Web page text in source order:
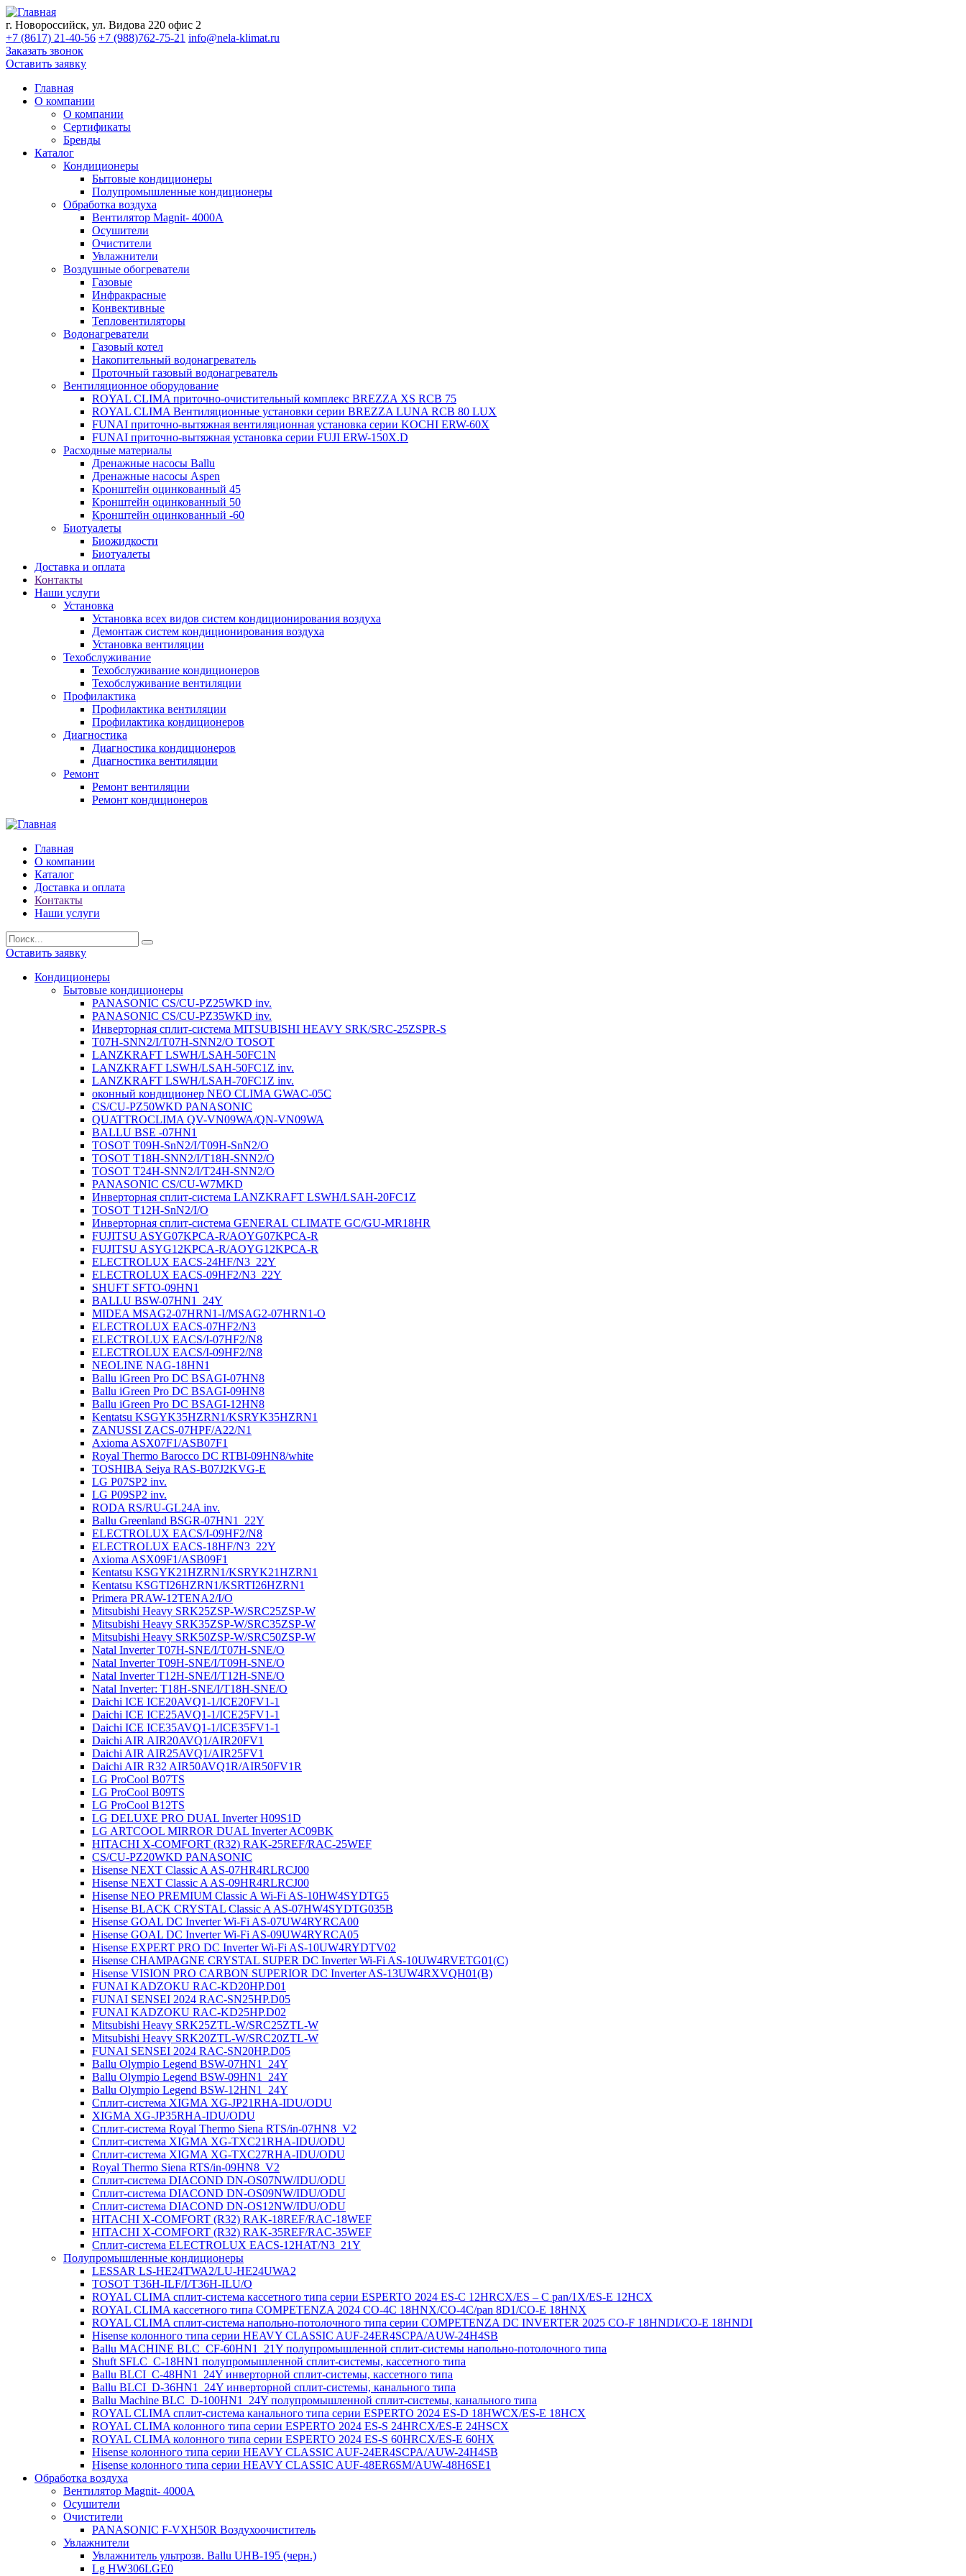
г. Новороссийск, ул. Видова 220 офис 2
+7 (8617) 21-40-56 +7 (988)762-75-21 info@nela-klimat.ru
Заказать звонок
Оставить заявку
Главная
О компании
О компании
Сертификаты
Бренды
Каталог
Кондиционеры
Бытовые кондиционеры
Полупромышленные кондиционеры
Обработка воздуха
Вентилятор Magnit- 4000A
Осушители
Очистители
Увлажнители
Воздушные обогреватели
Газовые
Инфракрасные
Конвективные
Тепловентиляторы
Водонагреватели
Газовый котел
Накопительный водонагреватель
Проточный газовый водонагреватель
Вентиляционное оборудование
ROYAL CLIMA приточно-очистительный комплекс BREZZA XS RCB 75
ROYAL CLIMA Вентиляционные установки серии BREZZA LUNA RCB 80 LUX
FUNAI приточно-вытяжная вентиляционная установка серии KOCHI ERW-60X
FUNAI приточно-вытяжная установка серии FUJI ERW-150X.D
Расходные материалы
Дренажные насосы Ballu
Дренажные насосы Aspen
Кронштейн оцинкованный 45
Кронштейн оцинкованный 50
Кронштейн оцинкованный -60
Биотуалеты
Биожидкости
Биотуалеты
Доставка и оплата
Контакты
Наши услуги
Установка
Установка всех видов систем кондиционирования воздуха
Демонтаж систем кондиционирования воздуха
Установка вентиляции
Техобслуживание
Техобслуживание кондиционеров
Техобслуживание вентиляции
Профилактика
Профилактика вентиляции
Профилактика кондиционеров
Диагностика
Диагностика кондиционеров
Диагностика вентиляции
Ремонт
Ремонт вентиляции
Ремонт кондиционеров
Главная
О компании
Каталог
Доставка и оплата
Контакты
Наши услуги
Оставить заявку
Кондиционеры
Бытовые кондиционеры
PANASONIC CS/CU-PZ25WKD inv.
PANASONIC CS/CU-PZ35WKD inv.
Инверторная сплит-система MITSUBISHI HEAVY SRK/SRC-25ZSPR-S
T07H-SNN2/I/T07H-SNN2/O TOSOT
LANZKRAFT LSWH/LSAH-50FC1N
LANZKRAFT LSWH/LSAH-50FC1Z inv.
LANZKRAFT LSWH/LSAH-70FC1Z inv.
оконный кондиционер NEO CLIMA GWAC-05C
CS/CU-PZ50WKD PANASONIC
QUATTROCLIMA QV-VN09WA/QN-VN09WA
BALLU BSE -07HN1
TOSOT T09H-SnN2/I/T09H-SnN2/O
TOSOT T18H-SNN2/I/T18H-SNN2/O
TOSOT T24H-SNN2/I/T24H-SNN2/O
PANASONIC CS/CU-W7MKD
Инверторная сплит-система LANZKRAFT LSWH/LSAH-20FC1Z
TOSOT T12H-SnN2/I/O
Инверторная сплит-система GENERAL CLIMATE GC/GU-MR18HR
FUJITSU ASYG07KPCA-R/AOYG07KPCA-R
FUJITSU ASYG12KPCA-R/AOYG12KPCA-R
ELECTROLUX EACS-24HF/N3_22Y
ELECTROLUX EACS-09HF2/N3_22Y
SHUFT SFTO-09HN1
BALLU BSW-07HN1_24Y
MIDEA MSAG2-07HRN1-I/MSAG2-07HRN1-O
ELECTROLUX EACS-07HF2/N3
ELECTROLUX EACS/I-07HF2/N8
ELECTROLUX EACS/I-09HF2/N8
NEOLINE NAG-18HN1
Ballu iGreen Pro DC BSAGI-07HN8
Ballu iGreen Pro DC BSAGI-09HN8
Ballu iGreen Pro DC BSAGI-12HN8
Kentatsu KSGYK35HZRN1/KSRYK35HZRN1
ZANUSSI ZACS-07HPF/A22/N1
Axioma ASX07F1/ASB07F1
Royal Thermo Barocco DC RTBI-09HN8/white
TOSHIBA Seiya RAS-B07J2KVG-E
LG P07SP2 inv.
LG P09SP2 inv.
RODA RS/RU-GL24A inv.
Ballu Greenland BSGR-07HN1_22Y
ELECTROLUX EACS/I-09HF2/N8
ELECTROLUX EACS-18HF/N3_22Y
Axioma ASX09F1/ASB09F1
Kentatsu KSGYK21HZRN1/KSRYK21HZRN1
Kentatsu KSGTI26HZRN1/KSRTI26HZRN1
Primera PRAW-12TENA2/I/O
Mitsubishi Heavy SRK25ZSP-W/SRC25ZSP-W
Mitsubishi Heavy SRK35ZSP-W/SRC35ZSP-W
Mitsubishi Heavy SRK50ZSP-W/SRC50ZSP-W
Natal Inverter T07H-SNE/I/T07H-SNE/O
Natal Inverter T09H-SNE/I/T09H-SNE/O
Natal Inverter T12H-SNE/I/T12H-SNE/O
Natal Inverter: T18H-SNE/I/T18H-SNE/O
Daichi ICE ICE20AVQ1-1/ICE20FV1-1
Daichi ICE ICE25AVQ1-1/ICE25FV1-1
Daichi ICE ICE35AVQ1-1/ICE35FV1-1
Daichi AIR AIR20AVQ1/AIR20FV1
Daichi AIR AIR25AVQ1/AIR25FV1
Daichi AIR R32 AIR50AVQ1R/AIR50FV1R
LG ProCool B07TS
LG ProCool B09TS
LG ProCool B12TS
LG DELUXE PRO DUAL Inverter H09S1D
LG ARTCOOL MIRROR DUAL Inverter AC09BK
HITACHI X-COMFORT (R32) RAK-25REF/RAC-25WEF
CS/CU-PZ20WKD PANASONIC
Hisense NEXT Classic A AS-07HR4RLRCJ00
Hisense NEXT Classic A AS-09HR4RLRCJ00
Hisense NEO PREMIUM Classic A Wi-Fi AS-10HW4SYDTG5
Hisense BLACK CRYSTAL Classic A AS-07HW4SYDTG035В
Hisense GOAL DC Inverter Wi-Fi AS-07UW4RYRCA00
Hisense GOAL DC Inverter Wi-Fi AS-09UW4RYRCA05
Hisense EXPERT PRO DC Inverter Wi-Fi AS-10UW4RYDTV02
Hisense CHAMPAGNE CRYSTAL SUPER DC Inverter Wi-Fi AS-10UW4RVETG01(C)
Hisense VISION PRO CARBON SUPERIOR DC Inverter AS-13UW4RXVQH01(B)
FUNAI KADZOKU RAC-KD20HP.D01
FUNAI SENSEI 2024 RAC-SN25HP.D05
FUNAI KADZOKU RAC-KD25HP.D02
Mitsubishi Heavy SRK25ZTL-W/SRC25ZTL-W
Mitsubishi Heavy SRK20ZTL-W/SRC20ZTL-W
FUNAI SENSEI 2024 RAC-SN20HP.D05
Ballu Olympio Legend BSW-07HN1_24Y
Ballu Olympio Legend BSW-09HN1_24Y
Ballu Olympio Legend BSW-12HN1_24Y
Сплит-система XIGMA XG-JP21RHA-IDU/ODU
XIGMA XG-JP35RHA-IDU/ODU
Сплит-система Royal Thermo Siena RTS/in-07HN8_V2
Сплит-система XIGMA XG-TXC21RHA-IDU/ODU
Сплит-система XIGMA XG-TXC27RHA-IDU/ODU
Royal Thermo Siena RTS/in-09HN8_V2
Сплит-система DIACOND DN-OS07NW/IDU/ODU
Сплит-система DIACOND DN-OS09NW/IDU/ODU
Сплит-система DIACOND DN-OS12NW/IDU/ODU
HITACHI X-COMFORT (R32) RAK-18REF/RAC-18WEF
HITACHI X-COMFORT (R32) RAK-35REF/RAC-35WEF
Сплит-система ELECTROLUX EACS-12HAT/N3_21Y
Полупромышленные кондиционеры
LESSAR LS-HE24TWA2/LU-HE24UWA2
TOSOT T36H-ILF/I/T36H-ILU/O
ROYAL CLIMA сплит-система кассетного типа серии ESPERTO 2024 ES-C 12HRCX/ES – C pan/1X/ES-E 12HCX
ROYAL CLIMA кассетного типа COMPETENZA 2024 CO-4C 18HNX/CO-4C/pan 8D1/CO-E 18HNX
ROYAL CLIMA сплит-система напольно-потолочного типа серии COMPETENZA DC INVERTER 2025 CO-F 18HNDI/CO-E 18HNDI
Hisense колонного типа серии HEAVY CLASSIC AUF-24ER4SCPA/AUW-24H4SB
Ballu MACHINE BLC_CF-60HN1_21Y полупромышленной сплит-системы напольно-потолочного типа
Shuft SFLC_C-18HN1 полупромышленной сплит-системы, кассетного типа
Ballu BLCI_C-48HN1_24Y инверторной сплит-системы, кассетного типа
Ballu BLCI_D-36HN1_24Y инверторной сплит-системы, канального типа
Ballu Machine BLC_D-100HN1_24Y полупромышленной сплит-системы, канального типа
ROYAL CLIMA сплит-система канального типа серии ESPERTO 2024 ES-D 18HWCX/ES-E 18HСX
ROYAL CLIMA колонного типа серии ESPERTO 2024 ES-S 24HRCX/ES-E 24HSCX
ROYAL CLIMA колонного типа серии ESPERTO 2024 ES-S 60HRCX/ES-E 60HX
Hisense колонного типа серии HEAVY CLASSIC AUF-24ER4SCPA/AUW-24H4SB
Hisense колонного типа серии HEAVY CLASSIC AUF-48ER6SM/AUW-48H6SE1
Обработка воздуха
Вентилятор Magnit- 4000A
Осушители
Очистители
PANASONIC F-VXH50R Воздухоочиститель
Увлажнители
Увлажнитель ультрозв. Ballu UHB-195 (черн.)
Lg HW306LGE0